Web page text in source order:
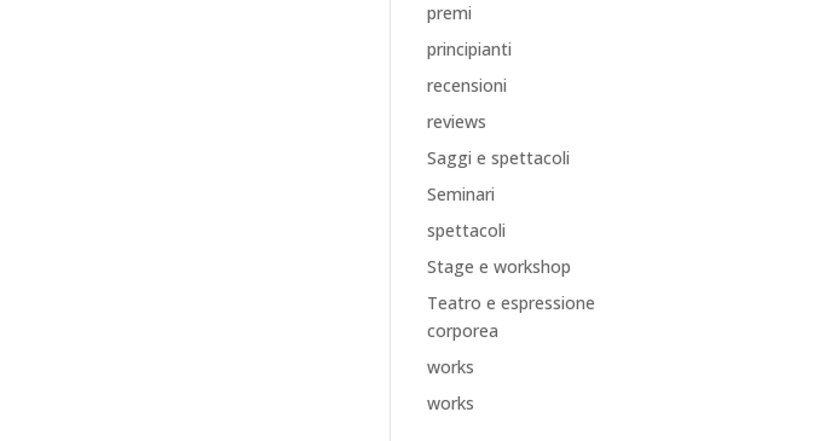
premi
principianti
recensioni
reviews
Saggi e spettacoli
Seminari
spettacoli
Stage e workshop
Teatro e espressione
corporea
works
works